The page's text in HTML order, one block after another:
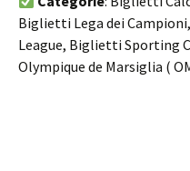
Biglietti Lega dei
League, Biglietti Sporting
Olympique de Marsiglia (